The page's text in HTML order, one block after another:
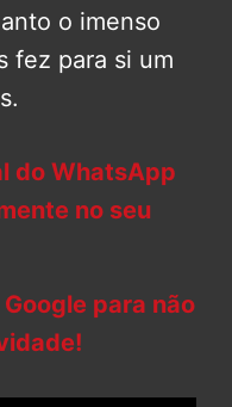
o imenso
fez para si um
do WhatsApp
no seu
para não